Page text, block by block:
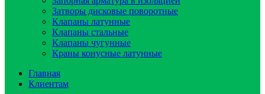
Затворы дисковые поворотные
Клапаны латунные
Клапаны стальные
Клапаны чугунные
Краны конусные латунные
Главная
Клиентам